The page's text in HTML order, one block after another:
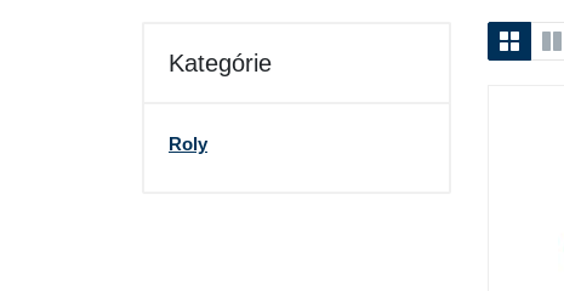
Tričká
Kategórie
Roly